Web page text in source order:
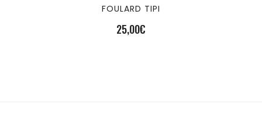
FOULARD TIPI
25,00€